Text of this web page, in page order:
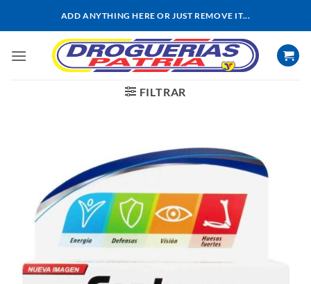
ADD ANYTHING HERE OR JUST REMOVE IT...
FILTRAR